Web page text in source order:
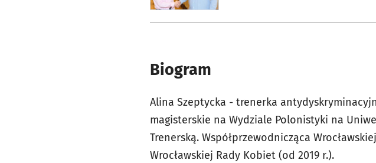
Biogram
Alina Szeptycka - trenerka
magisterskie na Wydziale Polonistyki na
Trenerską. Współprzewodnicząca
Wrocławskiej Rady Kobiet (od 2019 r.).